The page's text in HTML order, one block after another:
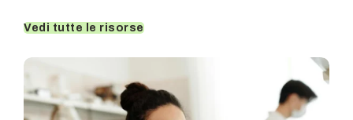
Vedi tutte le risorse